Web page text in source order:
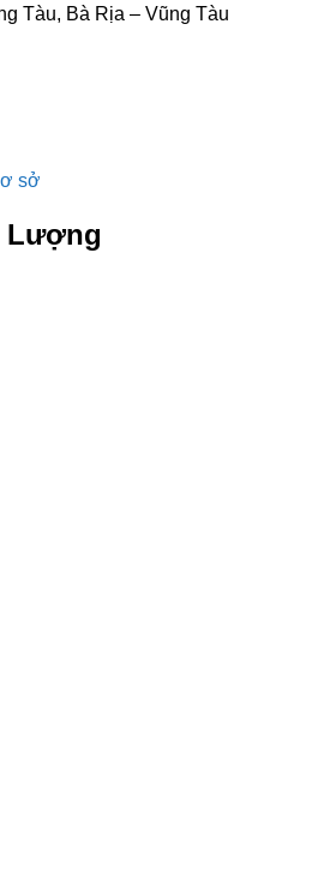
Tàu, Bà Rịa – Vũng Tàu
sở
Lượng